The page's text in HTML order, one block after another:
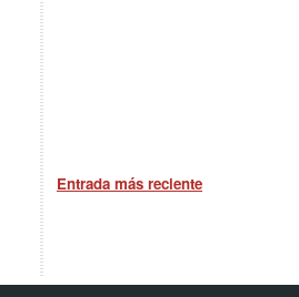
Entrada más reciente